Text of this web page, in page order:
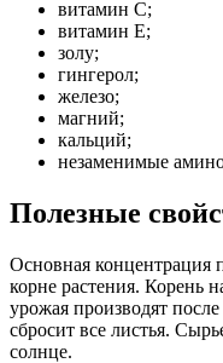
витамин С;
витамин Е;
золу;
гингерол;
железо;
магний;
кальций;
незаменимые
Полезные
Основная концентрация
корне растения. Корень
урожая производят
сбросит все листья.
солнце.